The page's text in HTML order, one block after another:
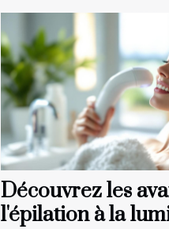
Découvrez les
l'épilation à la